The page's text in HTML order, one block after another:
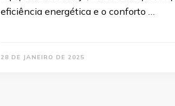
eficiência energética e o conforto …
28 DE JANEIRO DE 2025